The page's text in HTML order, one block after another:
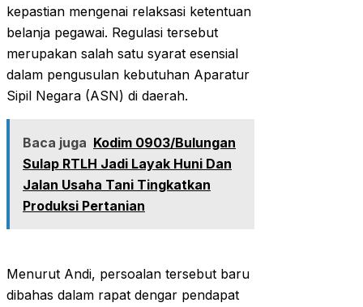
kepastian mengenai relaksasi ketentuan
belanja pegawai. Regulasi tersebut
merupakan salah satu syarat esensial
dalam pengusulan kebutuhan Aparatur
Sipil Negara (ASN) di daerah.
Baca juga Kodim 0903/Bulungan
Sulap RTLH Jadi Layak Huni Dan
Jalan Usaha Tani Tingkatkan
Produksi Pertanian
Menurut Andi, persoalan tersebut baru
dibahas dalam rapat dengar pendapat